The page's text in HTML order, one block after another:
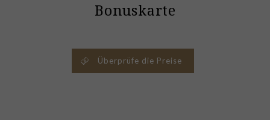
Bonuskarte
Überprüfe die Preise